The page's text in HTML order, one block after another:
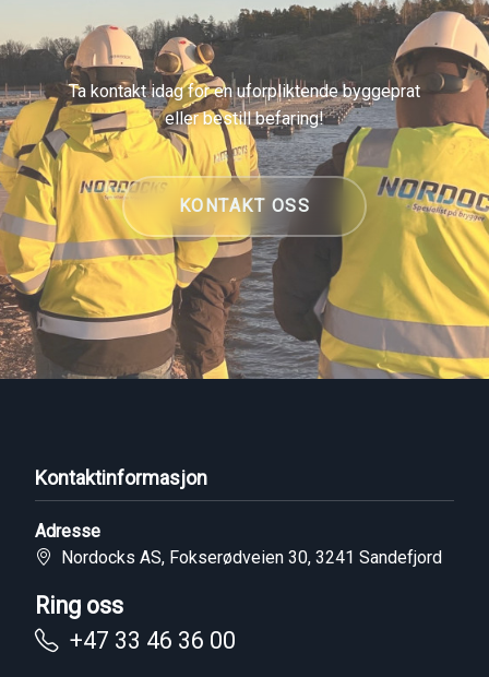
Ta kontakt idag for en uforpliktende byggeprat
eller bestill befaring!
KONTAKT OSS
Kontaktinformasjon
Adresse
Nordocks AS, Fokserødveien 30, 3241 Sandefjord
Ring oss
+47 33 46 36 00